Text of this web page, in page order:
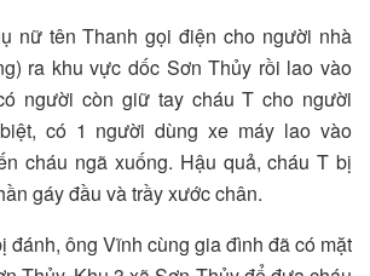
nữ tên Thanh gọi điện cho người nhà
ra khu vực dốc Sơn Thủy rồi lao vào
người còn giữ tay cháu T cho người
có 1 người dùng xe máy lao vào
cháu ngã xuống. Hậu quả, cháu T bị
gáy đầu và trầy xước chân.
đánh, ông Vĩnh cùng gia đình đã có mặt